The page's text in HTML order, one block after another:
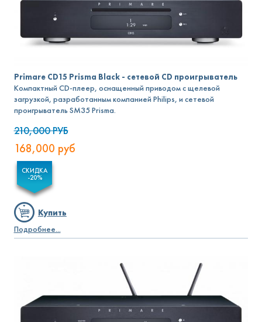
Primare CD15 Prisma Black - сетевой CD проигрыватель
Компактный CD-плеер, оснащенный приводом с щелевой
загрузкой, разработанным компанией Philips, и сетевой
проигрыватель SM35 Prisma.
210,000РУБ
168,000 руб
СКИДКА
-20%
Купить
Подробнее...